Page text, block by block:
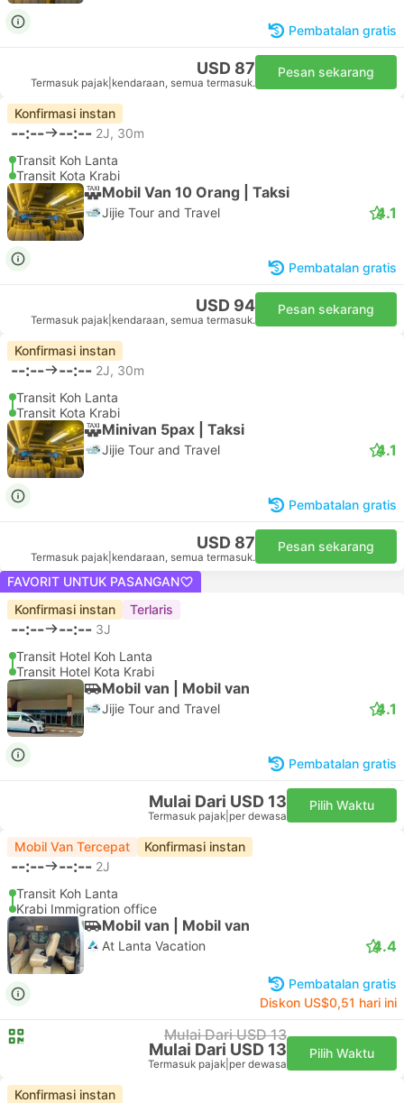
Pembatalan gratis
USD 87
Termasuk pajak kendaraan, semua termasuk.
Pesan sekarang
Konfirmasi instan
--:-- --:-- 2J, 30m
Transit Koh Lanta
Transit Kota Krabi
Mobil Van 10 Orang | Taksi
Jijie Tour and Travel 4.1
Pembatalan gratis
USD 94
Termasuk pajak kendaraan, semua termasuk.
Pesan sekarang
Konfirmasi instan
--:-- --:-- 2J, 30m
Transit Koh Lanta
Transit Kota Krabi
Minivan 5pax | Taksi
Jijie Tour and Travel 4.1
Pembatalan gratis
USD 87
Termasuk pajak kendaraan, semua termasuk.
Pesan sekarang
FAVORIT UNTUK PASANGAN
Konfirmasi instan
Terlaris
--:-- --:-- 3J
Transit Hotel Koh Lanta
Transit Hotel Kota Krabi
Mobil van | Mobil van
Jijie Tour and Travel 4.1
Pembatalan gratis
Mulai Dari USD 13
Termasuk pajak per dewasa
Pilih Waktu
Mobil Van Tercepat Konfirmasi instan
--:-- --:-- 2J
Transit Koh Lanta
Krabi Immigration office
Mobil van | Mobil van
At Lanta Vacation 4.4
Pembatalan gratis
Diskon US$0,51 hari ini
Mulai Dari USD 13
Mulai Dari USD 13
Termasuk pajak per dewasa
Pilih Waktu
Konfirmasi instan